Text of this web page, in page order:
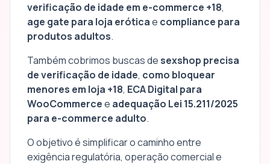
verificação de idade em e-commerce +18,
age gate para loja eróticae compliance para
produtos adultos.
Também cobrimos buscas desexshop precisa
de verificação de idade, como bloquear
menores em loja +18, ECA Digital para
WooCommercee adequação Lei 15.211/2025
para e-commerce adulto.
O objetivo é simplificar o caminho entre
exigência regulatória, operação comercial e